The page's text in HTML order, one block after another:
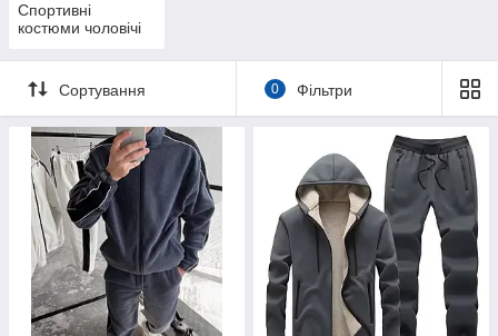
Спортивні
костюми чоловічі
Сортування 0 Фільтри